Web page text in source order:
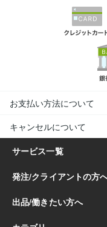
お支払い方法について
キャンセルについて